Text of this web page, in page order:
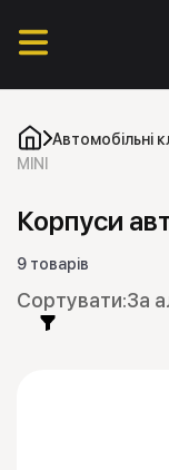
Автомобільні
MINI
Корпуси
9 товарів
За